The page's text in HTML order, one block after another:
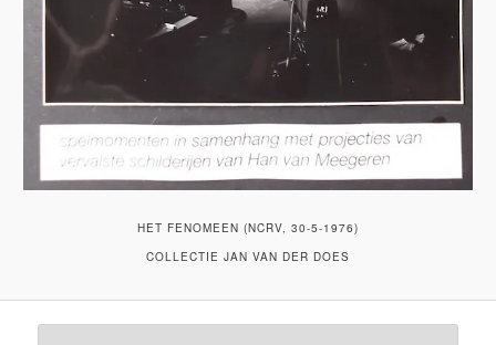
HET FENOMEEN (NCRV, 30-5-1976)
COLLECTIE JAN VAN DER DOES